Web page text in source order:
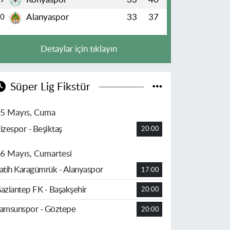
Alanyaspor 33 37
Detaylar için tıklayın
Süper Lig Fikstür
Mayıs, Cuma
- Beşiktaş
20:00
Mayıs, Cumartesi
Karagümrük - Alanyaspor
17:00
FK - Başakşehir 20:00
- Göztepe 20:00